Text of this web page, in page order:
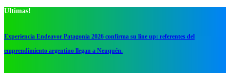
Ultimas!
Experiencia Endeavor Patagonia 2026 confirma su line up: referentes del
emprendimiento argentino llegan a Neuquén.